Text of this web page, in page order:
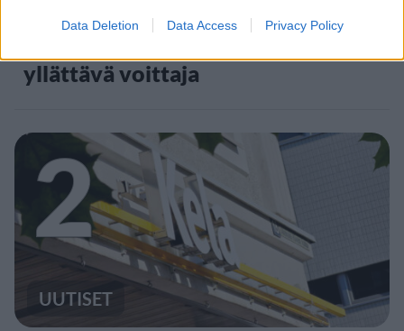
Data Deletion Data Access Privacy Policy
Maailman eniten matkustaneet
yllättävä voittaja
2
UUTISET